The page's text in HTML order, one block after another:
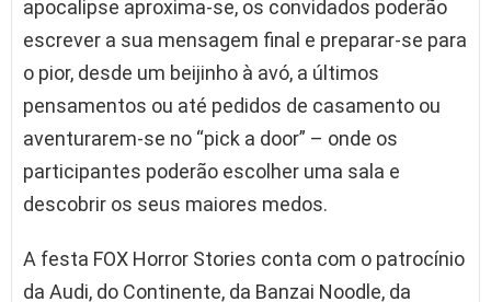
apocalipse aproxima-se, os convidados poderão
escrever a sua mensagem final e preparar-se para
o pior, desde um beijinho à avó, a últimos
pensamentos ou até pedidos de casamento ou
aventurarem-se no “pick a door” – onde os
participantes poderão escolher uma sala e
descobrir os seus maiores medos.
A festa FOX Horror Stories conta com o patrocínio
da Audi, do Continente, da Banzai Noodle, da